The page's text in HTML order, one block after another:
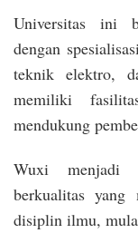
Universitas ini
dengan
teknik elektro,
memiliki
mendukung
Wuxi menjadi
berkualitas yang
disiplin ilmu,